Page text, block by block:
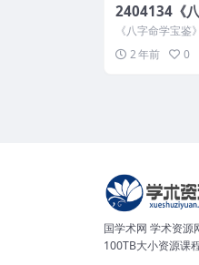
2404134《
鉴》许绍龙
电子书
《八字命学宝鉴
页PDF电子书
字命学...
2 年前 0
国学术网 学术资
100TB大小资源课